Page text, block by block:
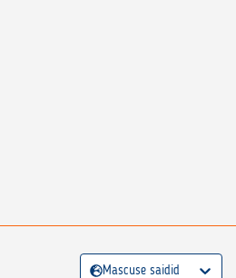
Mascuse saidid